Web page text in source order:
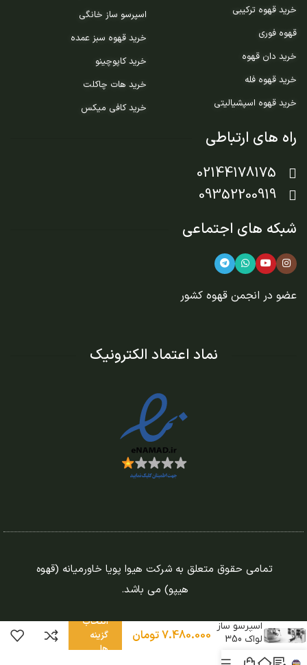
خرید قهوه ترکیبی
قهوه فوری
خرید دان قهوه
خرید قهوه فله
خرید قهوه اسپشیالیتی
اسپرسو ساز خانگی
خرید قهوه سبز عمده
خرید کاپوچینو
خرید هات چاکلت
خرید کافی میکس
راه های ارتباطی
02144178175
09352200919
شبکه های اجتماعی
عضو در انجمن قهوه کشور
نماد اعتماد الکترونیک
تمامی حقوق متعلق به شرکت هیوا پویا خاورمیانه (قهوه
هیپو) می باشد.
اسپرسو ساز
لواک 350
7.480.000تومان
انتخاب
گزینه
ها